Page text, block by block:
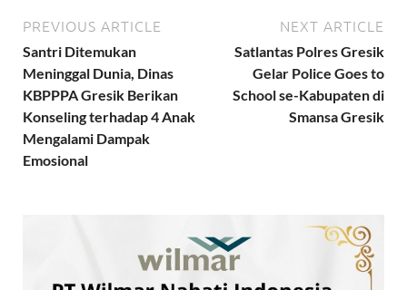
PREVIOUS ARTICLE
Santri Ditemukan
Meninggal Dunia, Dinas
KBPPPA Gresik Berikan
Konseling terhadap 4 Anak
Mengalami Dampak
Emosional
NEXT ARTICLE
Satlantas Polres Gresik
Gelar Police Goes to
School se-Kabupaten di
Smansa Gresik